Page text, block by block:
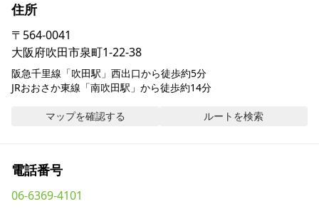
Contact us in English
住所
〒 564-0041
大阪府吹田市泉町1-22-38
阪急千里線「吹田駅」西出口から徒歩約5分
JRおおさか東線「南吹田駅」から徒歩約14分
マップを確認する ルートを検索
電話番号
06-6369-4101